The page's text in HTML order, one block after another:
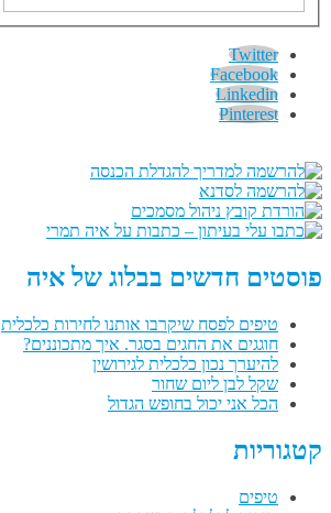
Twitter
Facebook
Linkedin
Pinterest
פוסטים חדשים בבלוג של איה
טיפים לפסח שיקרבו אותנו לחירות כלכלית
חוגגים את החגים בסגר. איך מתכוננים?
להיערך נכון כלכלית לגירושין
שקל לבן ליום שחור
הכל אני יכול בחופש הגדול
קטגוריות
טיפים